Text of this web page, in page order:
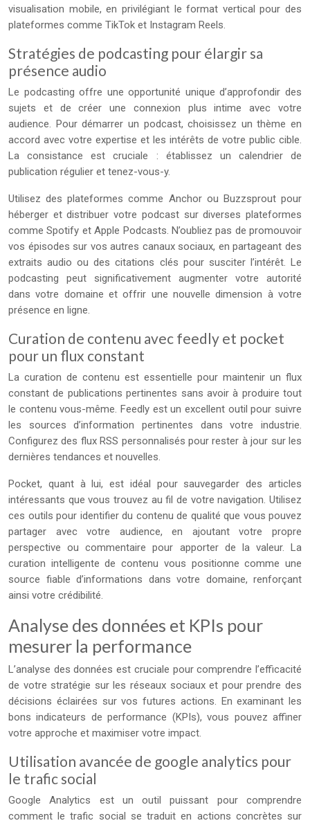
visualisation mobile, en privilégiant le format vertical pour des
plateformes comme TikTok et Instagram Reels.
Stratégies de podcasting pour élargir sa
présence audio
Le podcasting offre une opportunité unique d’approfondir des
sujets et de créer une connexion plus intime avec votre
audience. Pour démarrer un podcast, choisissez un thème en
accord avec votre expertise et les intérêts de votre public cible.
La consistance est cruciale : établissez un calendrier de
publication régulier et tenez-vous-y.
Utilisez des plateformes comme Anchor ou Buzzsprout pour
héberger et distribuer votre podcast sur diverses plateformes
comme Spotify et Apple Podcasts. N’oubliez pas de promouvoir
vos épisodes sur vos autres canaux sociaux, en partageant des
extraits audio ou des citations clés pour susciter l’intérêt. Le
podcasting peut significativement augmenter votre autorité
dans votre domaine et offrir une nouvelle dimension à votre
présence en ligne.
Curation de contenu avec feedly et pocket
pour un flux constant
La curation de contenu est essentielle pour maintenir un flux
constant de publications pertinentes sans avoir à produire tout
le contenu vous-même. Feedly est un excellent outil pour suivre
les sources d’information pertinentes dans votre industrie.
Configurez des flux RSS personnalisés pour rester à jour sur les
dernières tendances et nouvelles.
Pocket, quant à lui, est idéal pour sauvegarder des articles
intéressants que vous trouvez au fil de votre navigation. Utilisez
ces outils pour identifier du contenu de qualité que vous pouvez
partager avec votre audience, en ajoutant votre propre
perspective ou commentaire pour apporter de la valeur. La
curation intelligente de contenu vous positionne comme une
source fiable d’informations dans votre domaine, renforçant
ainsi votre crédibilité.
Analyse des données et KPIs pour
mesurer la performance
L’analyse des données est cruciale pour comprendre l’efficacité
de votre stratégie sur les réseaux sociaux et pour prendre des
décisions éclairées sur vos futures actions. En examinant les
bons indicateurs de performance (KPIs), vous pouvez affiner
votre approche et maximiser votre impact.
Utilisation avancée de google analytics pour
le trafic social
Google Analytics est un outil puissant pour comprendre
comment le trafic social se traduit en actions concrètes sur